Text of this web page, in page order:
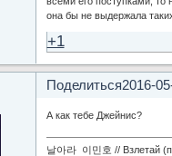
она бы не выдержала
+1
Поделиться2016-
А как тебе Джейнис?
날아라 이민호 // Взлетай